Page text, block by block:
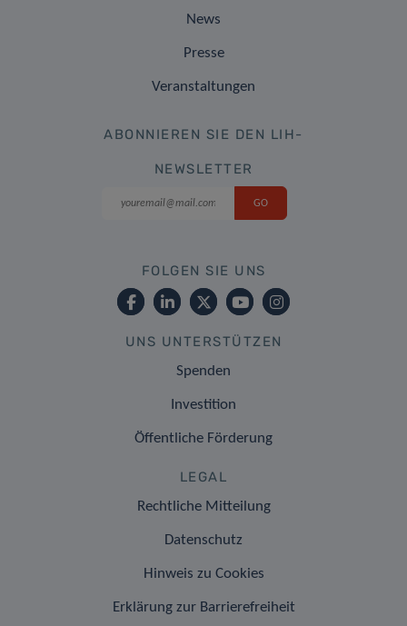
News
Presse
Veranstaltungen
ABONNIEREN SIE DEN LIH-
NEWSLETTER
FOLGEN SIE UNS
UNS UNTERSTÜTZEN
Spenden
Investition
Öffentliche Förderung
LEGAL
Rechtliche Mitteilung
Datenschutz
Hinweis zu Cookies
Erklärung zur Barrierefreiheit